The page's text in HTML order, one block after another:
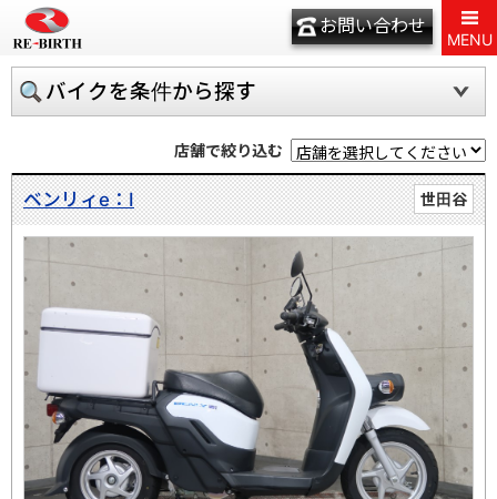
お問い合わせ
MENU
バイクを条件から探す
店舗で絞り込む
世田谷
ベンリィe：Ⅰ